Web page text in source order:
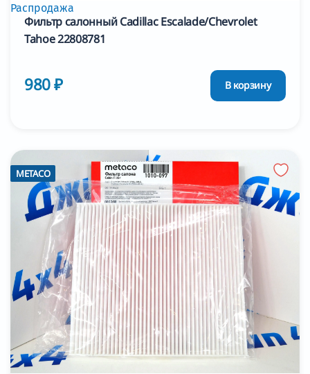
Распродажа
Фильтр салонный Cadillac Escalade/Chevrolet
Tahoe 22808781
980 ₽ В корзину
METACO